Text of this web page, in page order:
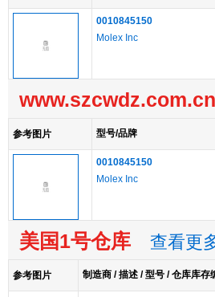
0010845150
Molex Inc
www.szcwdz.com.cn
参考图片 型号/品牌
0010845150
Molex Inc
美国1号仓库 查看更
参考图片 制造商 / 描述 / 型号 / 仓库库存